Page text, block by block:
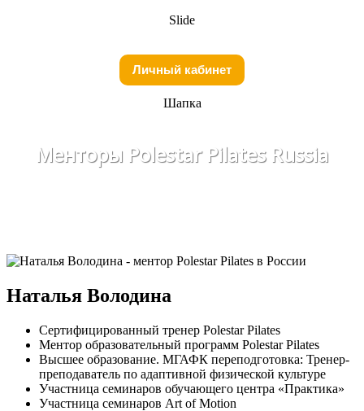
Slide
Личный кабинет
Шапка
Менторы Polestar Pilates Russia
Наталья Володина
Сертифицированный тренер Polestar Pilates
Ментор образовательный программ Polestar Pilates
Высшее образование. МГАФК переподготовка: Тренер-
преподаватель по адаптивной физической культуре
Участница семинаров обучающего центра «Практика»
Участница семинаров Art of Motion